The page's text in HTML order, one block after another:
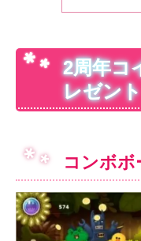
2周年コ
レゼント
コンボ